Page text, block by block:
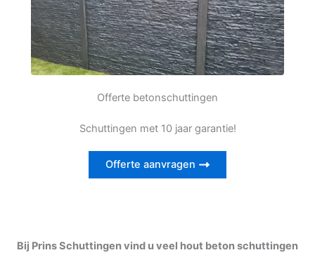
Offerte betonschuttingen
Schuttingen met 10 jaar garantie!
Offerte aanvragen
Bij Prins Schuttingen vind u veel hout beton schuttingen